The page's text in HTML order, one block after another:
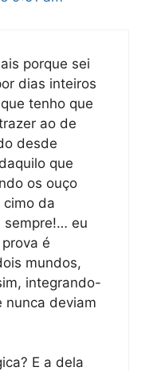
porque sei
dias inteiros
tenho que
ao de
desde
que
os ouço
da
sempre!… eu
é
mundos,
integrando-
nunca deviam
E a dela